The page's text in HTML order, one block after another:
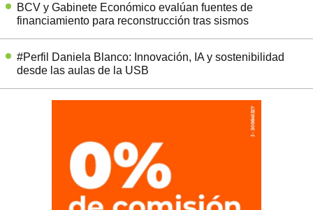
BCV y Gabinete Económico evalúan fuentes de
financiamiento para reconstrucción tras sismos
#Perfil Daniela Blanco: Innovación, IA y sostenibilidad
desde las aulas de la USB